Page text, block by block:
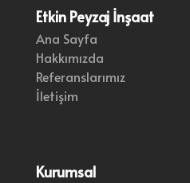
Etkin Peyzaj İnşaat
Ana Sayfa
Hakkımızda
Referanslarımız
İletişim
Kurumsal